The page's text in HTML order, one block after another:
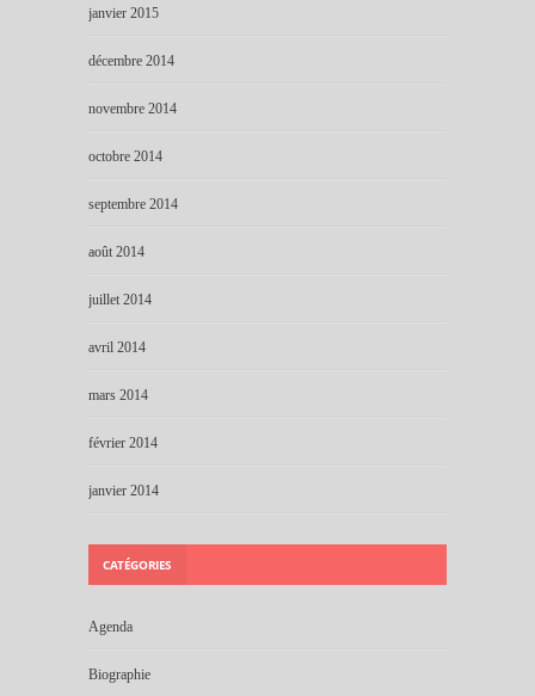
janvier 2015
décembre 2014
novembre 2014
octobre 2014
septembre 2014
août 2014
juillet 2014
avril 2014
mars 2014
février 2014
janvier 2014
CATÉGORIES
Agenda
Biographie